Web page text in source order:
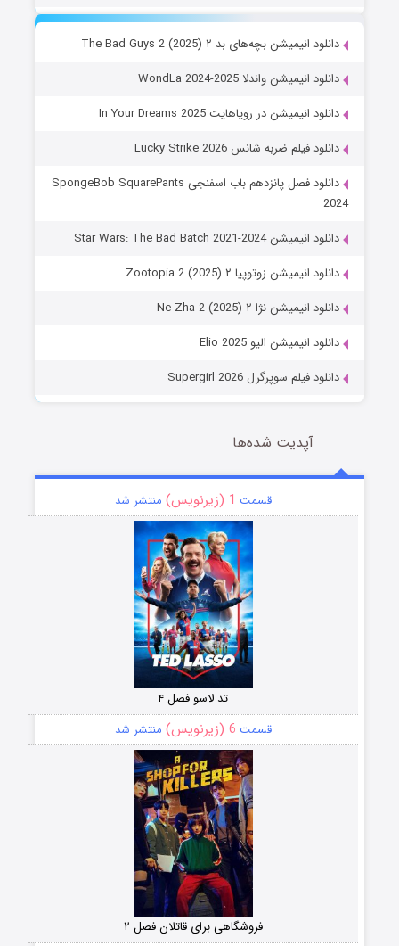
دانلود انیمیشن بچه‌های بد ۲ The Bad Guys 2 (2025)
دانلود انیمیشن واندلا WondLa 2024-2025
دانلود انیمیشن در رویاهایت In Your Dreams 2025
دانلود فیلم ضربه شانس Lucky Strike 2026
دانلود فصل پانزدهم باب اسفنجی SpongeBob SquarePants
2024
دانلود انیمیشن Star Wars: The Bad Batch 2021-2024
دانلود انیمیشن زوتوپیا ۲ Zootopia 2 (2025)
دانلود انیمیشن نژا ۲ Ne Zha 2 (2025)
دانلود انیمیشن الیو Elio 2025
دانلود فیلم سوپرگرل Supergirl 2026
آپدیت شده‌ها
قسمت 1 (زیرنویس) منتشر شد
تد لاسو فصل ۴
قسمت 6 (زیرنویس) منتشر شد
فروشگاهی برای قاتلان فصل ۲